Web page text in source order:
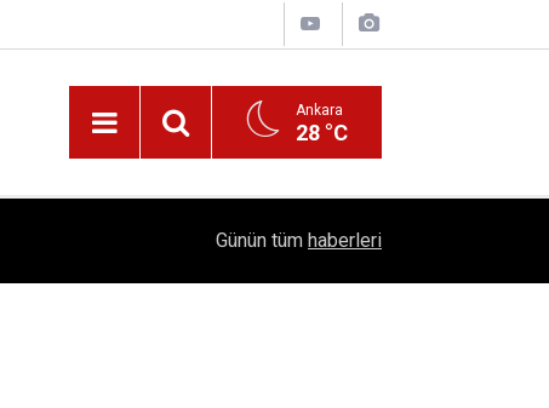
Ankara
28 °C
1504 Kep, Tek Bir Hedef: Bilim Kenti Çubuk
Günün tüm haberleri